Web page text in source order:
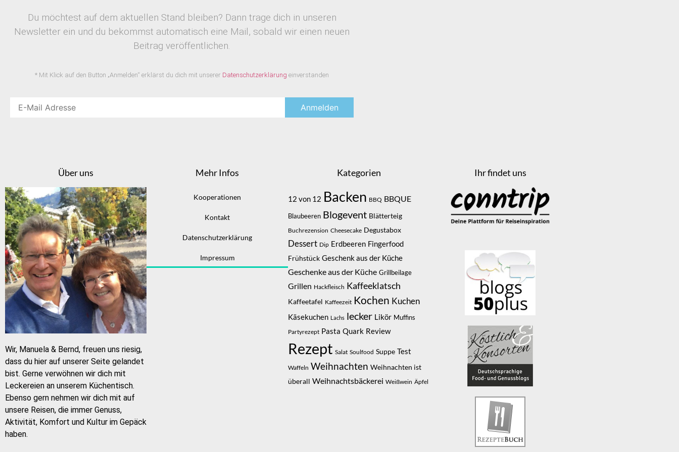
Du möchtest auf dem aktuellen Stand bleiben? Dann trage dich in unseren
Newsletter ein und du bekommst automatisch eine Mail, sobald wir einen neuen
Beitrag veröffentlichen.
* Mit Klick auf den Button „Anmelden“ erklärst du dich mit unserer Datenschutzerklärung einverstanden
Über uns
Wir, Manuela & Bernd, freuen uns riesig,
dass du hier auf unserer Seite gelandet
bist. Gerne verwöhnen wir dich mit
Leckereien an unserem Küchentisch.
Ebenso gern nehmen wir dich mit auf
unsere Reisen, die immer Genuss,
Aktivität, Komfort und Kultur im Gepäck
haben.
Mehr Infos
Kooperationen
Kontakt
Datenschutzerklärung
Impressum
Kategorien
12 von 12 Backen BBQ BBQUE
Blaubeeren Blogevent Blätterteig
Buchrezension Cheesecake Degustabox
Dessert Dip Erdbeeren Fingerfood
Frühstück Geschenk aus der Küche
Geschenke aus der Küche Grillbeilage
Grillen Hackfleisch Kaffeeklatsch
Kaffeetafel Kaffeezeit Kochen Kuchen
Käsekuchen Lachs lecker Likör Muffins
Partyrezept Pasta Quark Review
Rezept Salat Soulfood Suppe Test
Waffeln Weihnachten Weihnachten ist
überall Weihnachtsbäckerei Weißwein Äpfel
Ihr findet uns